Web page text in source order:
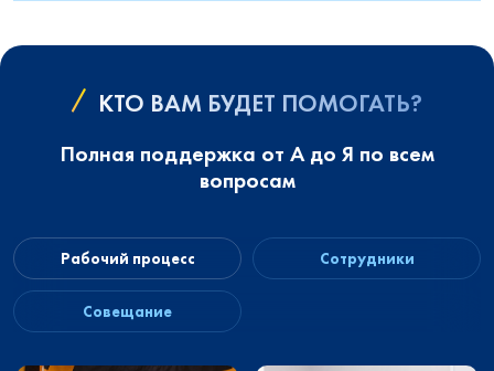
КТО ВАМ БУДЕТ ПОМОГАТЬ?
Полная поддержка от А до Я по всем
вопросам
Рабочий процесс Сотрудники
Совещание